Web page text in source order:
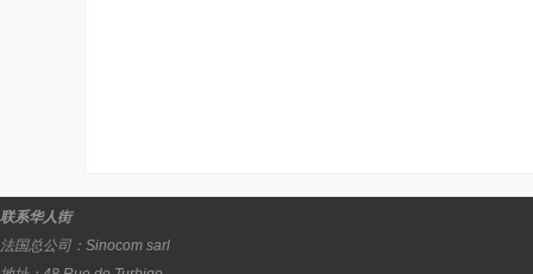
联系华人街
法国总公司： Sinocom sarl